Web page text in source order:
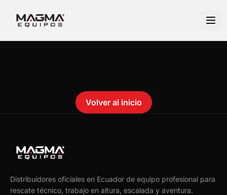
Volver al inicio
Distribuidores oficiales en Ecuador de equipo profesional para
rescate técnico, trabajo en altura, escalada y aventura.